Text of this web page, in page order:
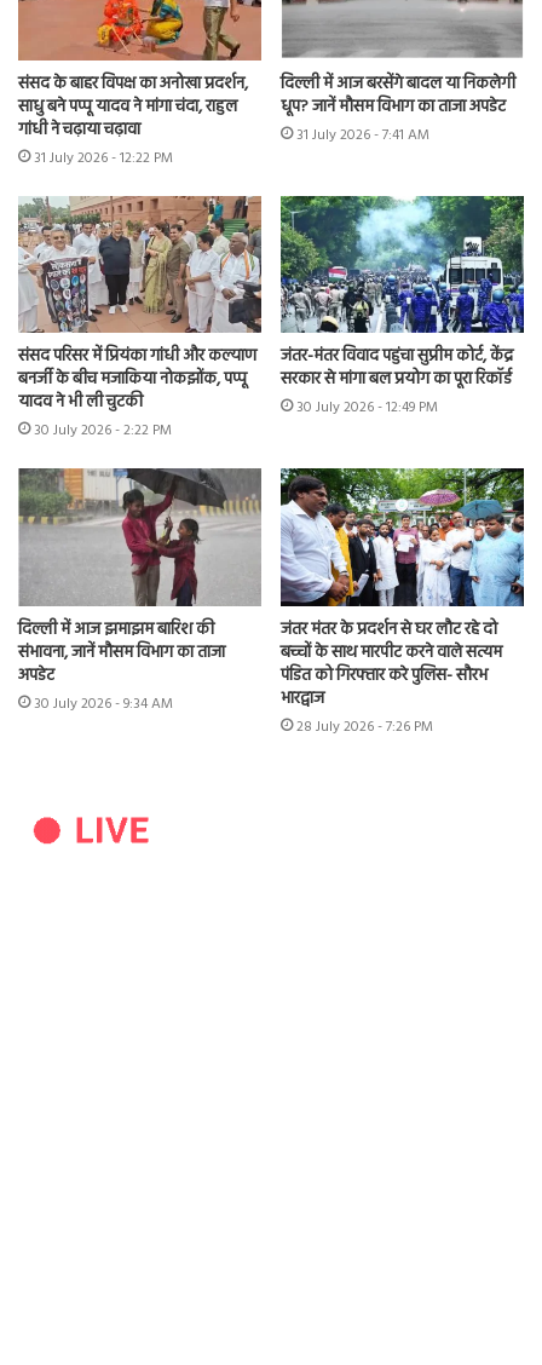
संसद के बाहर विपक्ष का अनोखा प्रदर्शन,
साधु बने पप्पू यादव ने मांगा चंदा, राहुल
गांधी ने चढ़ाया चढ़ावा
31 July 2026 - 12:22 PM
दिल्ली में आज बरसेंगे बादल या निकलेगी
धूप? जानें मौसम विभाग का ताजा अपडेट
31 July 2026 - 7:41 AM
संसद परिसर में प्रियंका गांधी और कल्याण
बनर्जी के बीच मजाकिया नोकझोंक, पप्पू
यादव ने भी ली चुटकी
30 July 2026 - 2:22 PM
जंतर-मंतर विवाद पहुंचा सुप्रीम कोर्ट, केंद्र
सरकार से मांगा बल प्रयोग का पूरा रिकॉर्ड
30 July 2026 - 12:49 PM
दिल्ली में आज झमाझम बारिश की
संभावना, जानें मौसम विभाग का ताजा
अपडेट
30 July 2026 - 9:34 AM
जंतर मंतर के प्रदर्शन से घर लौट रहे दो
बच्चों के साथ मारपीट करने वाले सत्यम
पंडित को गिरफ्तार करे पुलिस- सौरभ
भारद्वाज
28 July 2026 - 7:26 PM